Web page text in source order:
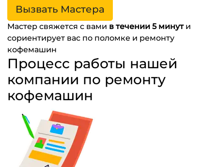
Вызвать Мастера
Мастер свяжется с вами в течении 5 минути
сориентирует вас по поломке и ремонту
кофемашин
Процесс работы нашей
компании по ремонту
кофемашин